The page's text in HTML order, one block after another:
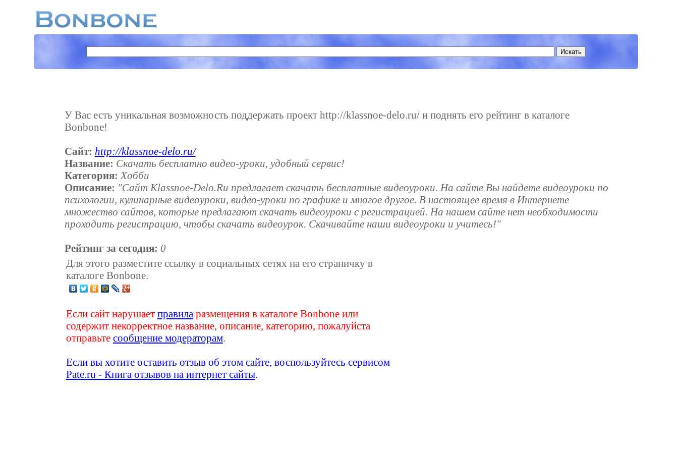
У Вас есть уникальная возможность поддержать проект http://klassnoe-delo.ru/ и поднять его рейтинг в каталоге
Bonbone!
Сайт: http://klassnoe-delo.ru/
Название: Скачать бесплатно видео-уроки, удобный сервис!
Категория: Хобби
Описание: "Сайт Klassnoe-Delo.Ru предлагает скачать бесплатные видеоуроки. На сайте Вы найдете видеоуроки по
психологии, кулинарные видеоуроки, видео-уроки по графике и многое другое. В настоящее время в Интернете
множество сайтов, которые предлагают скачать видеоуроки с регистрацией. На нашем сайте нет необходимости
проходить регистрацию, чтобы скачать видеоурок. Скачивайте наши видеоуроки и учитесь!"
Рейтинг за сегодня: 0
Для этого разместите ссылку в социальных сетях на его страничку в
каталоге Bonbone.
Если сайт нарушает правила размещения в каталоге Bonbone или
содержит некорректное название, описание, категорию, пожалуйста
отправьте сообщение модераторам.
Если вы хотите оставить отзыв об этом сайте, воспользуйтесь сервисом
Pate.ru - Книга отзывов на интернет сайты.